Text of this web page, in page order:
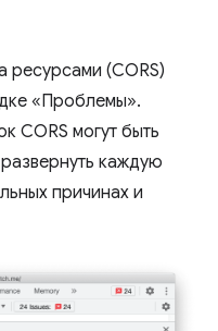
(CORS)
«Проблемы».
CORS могут быть
каждую
причинах и